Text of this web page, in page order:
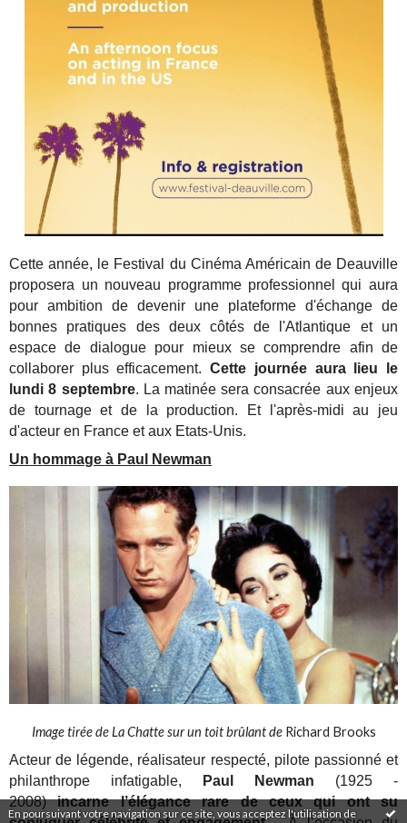
En poursuivant votre navigation sur ce site, vous acceptez l'utilisation de
Cette année, le Festival du Cinéma Américain de Deauville
proposera un nouveau programme professionnel qui aura
pour ambition de devenir une plateforme d'échange de
bonnes pratiques des deux côtés de l'Atlantique et un
espace de dialogue pour mieux se comprendre afin de
collaborer plus efficacement.Cette journée aura lieu le
lundi 8 septembre. La matinée sera consacrée aux enjeux
de tournage et de la production. Et l'après-midi au jeu
d'acteur en France et aux Etats-Unis.
Un hommage à Paul Newman
Image tirée de La Chatte sur un toit brûlant de Richard Brooks
Acteur de légende, réalisateur respecté, pilote passionné et
philanthrope infatigable,
Paul Newman (1925 -
2008)incarne l’élégance rare de ceux qui ont su